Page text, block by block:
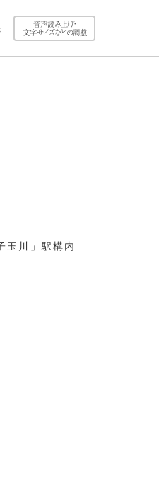
音声読み上げ・
文字サイズなどの調整
玉川」駅構内